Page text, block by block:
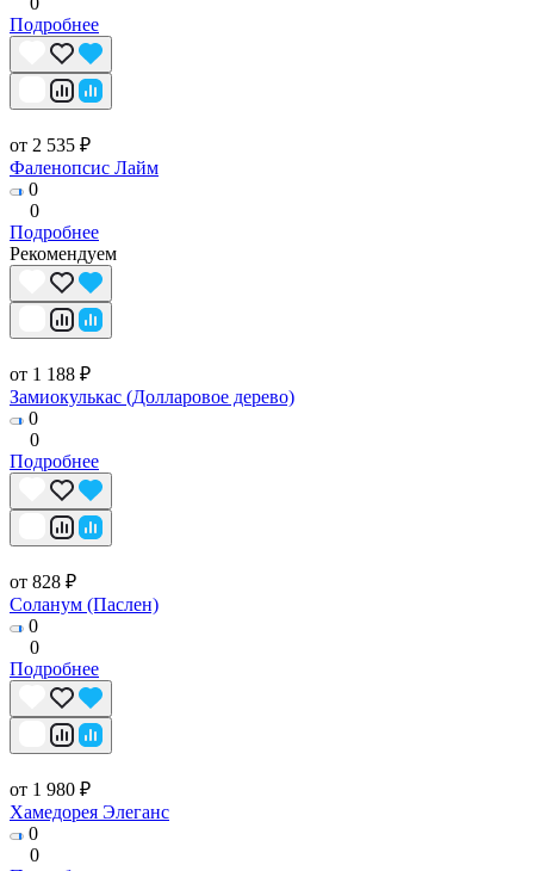
Подробнее
от 2 535 ₽
Фаленопсис Лайм
0
0
Подробнее
Рекомендуем
от 1 188 ₽
Замиокулькас (Долларовое дерево)
0
0
Подробнее
от 828 ₽
Соланум (Паслен)
0
0
Подробнее
от 1 980 ₽
Хамедорея Элеганс
0
0